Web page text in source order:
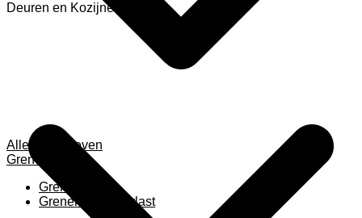
Alles weergeven
Grenen
Grenen B ruw
Grenen gevingerlast
Deuren en Kozijnen